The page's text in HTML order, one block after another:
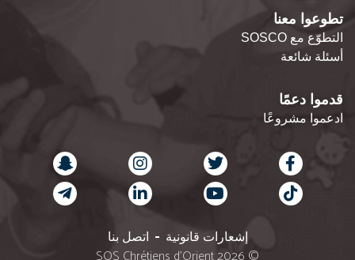
تطوعوا معنا
التطوّع مع SOSCO
أسئلة شائعة
قدموا دعمًا
ادعموا مشروعًا
إشعارات قانونية اتصل بنا